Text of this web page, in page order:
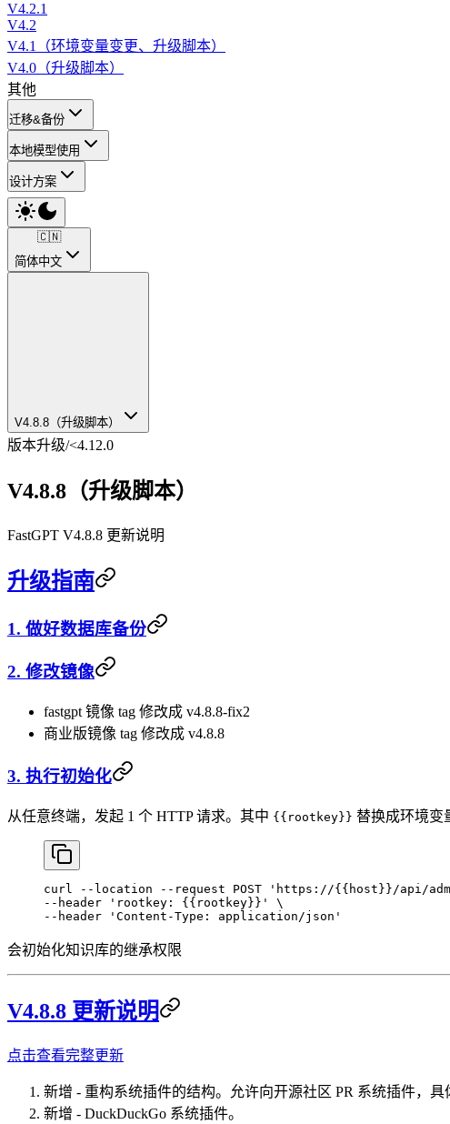
V4.2.1
V4.2
V4.1（环境变量变更、升级脚本）
V4.0（升级脚本）
其他
迁移&备份
本地模型使用
设计方案
🇨🇳
简体中文
V4.8.8（升级脚本）
版本升级/<4.12.0
V4.8.8（升级脚本）
FastGPT V4.8.8 更新说明
升级指南
1. 做好数据库备份
2. 修改镜像
fastgpt 镜像 tag 修改成 v4.8.8-fix2
商业版镜像 tag 修改成 v4.8.8
3. 执行初始化
从任意终端，发起 1 个 HTTP 请求。其中 {{rootkey}} 替换成环境变
curl --location --request POST 'https://{{host}}/api/
--header
'rootkey: {{rootkey}}'
\
--header
'Content-Type: application/json'
会初始化知识库的继承权限
V4.8.8 更新说明
点击查看完整更新
新增 - 重构系统插件的结构。允许向开源社区 PR 系统插件，具
新增 - DuckDuckGo 系统插件。